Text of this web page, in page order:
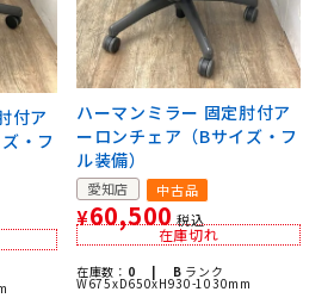
付ア
・フ
ハーマンミラー 固定肘付ア
ーロンチェア（Bサイズ・フ
ル装備）
愛知店 中古品
¥60,500 税込
在庫切れ
在庫数： 0 | B ランク
W675xD650xH930-1030mm